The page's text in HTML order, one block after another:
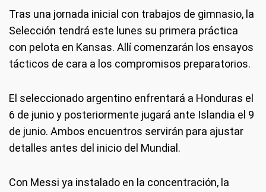
Tras una jornada inicial con trabajos de gimnasio, la
Selección tendrá este lunes su primera práctica
con pelota en Kansas. Allí comenzarán los ensayos
tácticos de cara a los compromisos preparatorios.
El seleccionado argentino enfrentará a Honduras el
6 de junio y posteriormente jugará ante Islandia el 9
de junio. Ambos encuentros servirán para ajustar
detalles antes del inicio del Mundial.
Con Messi ya instalado en la concentración, la